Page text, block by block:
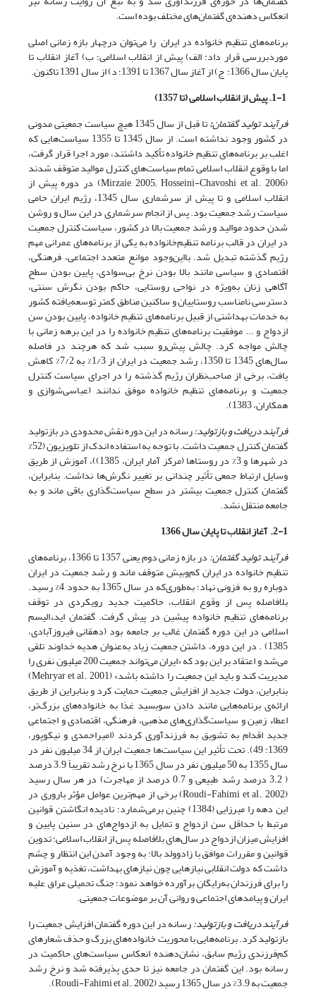
انعکاس دهنده‌ی گفتمان‌های مختلف بوده است.
برنامه‌های تنظیم خانواده در ایران را می‌توان درچهار بازه زمانی اصلی
موردبررسی قرار داد: الف) پیش از انقلاب اسلامی؛ ب) آغاز انقلاب تا
پایان سال 1366؛ ج) از آغاز سال 1367 تا 1391؛ د) از سال 1391 تاکنون.
فرآیند تولید گفتمان: تا قبل از سال 1345 هیچ سیاست جمعیتی مدونی
در کشور وجود نداشته است. از سال 1345 تا 1355 سیاست‌هایی که
اغلب بر برنامه‌های تنظیم خانواده تأکید داشتند، مورد اجرا قرار گرفت،
اما با وقوع انقلاب اسلامی تمام سیاست‌های کنترل موالید متوقف شدند
(Mirzaie, 2005; Hosseini-Chavoshi et al. 2006) در دوره پیش از
انقلاب اسلامی و تا پیش از سرشماری سال 1345، رژیم ایران حامی
سیاست رشد جمعیت بود. پس از انجام سرشماری در این سال و روشن
شدن حدود موالید و رشد جمعیت بالا در کشور، سیاست کنترل جمعیت
در ایران در قالب برنامه تنظیم‌خانواده به یکی از برنامه‌های عمرانی مهم
رژیم گذشته تبدیل شد. بااین‌وجود موانع متعدد اجتماعی، فرهنگی،
اقتصادی و سیاسی مانند بالا بودن نرخ بی‌سوادی، پایین بودن سطح
آگاهی زنان به‌ویژه در نواحی روستایی، حاکم بودن نگرش سنتی،
دسترسی نامناسب روستاییان و ساکنین مناطق کمتر توسعه‌یافته کشور
به خدمات بهداشتی‌ از قبیل برنامه‌های تنظیم خانواده، پایین بودن سن
ازدواج و ... موفقیت برنامه‌های تنظیم خانواده را در این برهه زمانی با
چالش مواجه کرد. چالش پیش‌رو سبب شد که هرچند در فاصله
سال‌های 1345 تا 1350، رشد جمعیت در ایران از 1/3% به 7/2% کاهش
یافت، برخی از صاحب‌نظران رژیم گذشته را در اجرای سیاست کنترل
جمعیت و برنامه‌های تنظیم خانواده موفق ندانند (عباسی‌شوازی و
همکاران، 1383).
فرآیند دریافت و بازتولید:رسانه در این دوره نقش محدودی در بازتولید
گفتمان کنترل جمعیت داشت. با توجه به استفاده اندک از تلویزیون (52%
در شهرها و 3% در روستاها (مرکز آمار ایران، 1385))، آموزش از طریق
وسایل ارتباط جمعی تأثیر چندانی بر تغییر نگرش‌ها نداشت. بنابراین،
گفتمان کنترل جمعیت بیشتر در سطح سیاست‌گذاری باقی ماند و به
جامعه منتقل نشد.
2-1. آغاز انقلاب تا پایان سال 1366
فرآیند تولید گفتمان:
در بازه زمانی دوم یعنی 1357 تا 1366، برنامه‌های
تنظیم خانواده در ایران کم‌وبیش متوقف ماند و رشد جمعیت در ایران
دوباره رو به فزونی نهاد؛ به‌طوری‌که در سال 1365 به حدود 4% رسید.
بلافاصله پس از وقوع انقلاب، حاکمیت جدید رویکردی در توقف
برنامه‌های تنظیم خانواده پیشین در پیش گرفت. گفتمان ایدءالیسم
اسلامی در این دوره گفتمان غالب بر جامعه بود (دهقانی فیروزآبادی،
1385) . در این دوره، داشتن جمعیت زیاد به‌عنوان هدیه خداوند تلقی
می‌شد و اعتقاد بر این بود که «ایران می‌تواند جمعیت 200 میلیون نفری را
مدیریت کند و باید این جمعیت را داشته باشد» (Mehryar et al., 2001)
بنابراین، دولت جدید از افزایش جمعیت حمایت کرد و بنابراین از طریق
ارائه‌ی برنامه‌هایی مانند دادن سوبسید غذا به خانواده‌های بزرگ‌تر،
اعطاء زمین و سیاست‌گذاری‌های مذهبی، فرهنگی، اقتصادی و اجتماعی
جدید اقدام به تشویق به فرزندآوری کردند (امیراحمدی و نیکوپور،
1369: 49). تحت تأثیر این سیاست‌ها جمعیت ایران از 34 میلیون نفر در
سال 1355 به 50 میلیون نفر در سال 1365 با نرخ رشد تقریباً 3.9 درصد
( 3.2 درصد رشد طبیعی و 0.7 درصد از مهاجرت) در هر سال رسید
(Roudi-Fahimi et al., 2002) برخی از مهم‌ترین عوامل مؤثر باروری در
این دهه را میرزایی (1384) چنین برمی‌شمارد؛ نادیده انگاشتن قوانین
مرتبط با حداقل سن ازدواج و تمایل به ازدواج‌های در سنین پایین و
افزایش میزان ازدواج در سال‌های بلافاصله پس از انقلاب اسلامی؛ تدوین
قوانین و مقررات موافق با زادوولد بالا؛ به وجود آمدن این انتظار و چشم
داشت که دولت انقلابی نیازهایی چون نیازهای بهداشت، تغذیه و آموزش
را برای فرزندان به‌رایگان برآورده خواهد نمود؛ جنگ تحمیلی عراق علیه
ایران و پیامدهای اجتماعی و روانی آن بر موضوعات جمعیتی.
فرآیند دریافت و بازتولید:رسانه در این دوره گفتمان افزایش جمعیت را
بازتولید کرد. برنامه‌هایی با محوریت خانواده‌های بزرگ و حذف شعارهای
کم‌فرزندی رژیم سابق، نشان‌دهنده انعکاس سیاست‌های حاکمیت در
رسانه بود. این گفتمان در جامعه نیز تا حدی پذیرفته شد و نرخ رشد
جمعیت به 3.9% در سال 1365 رسید (Roudi-Fahimi et al., 2002).